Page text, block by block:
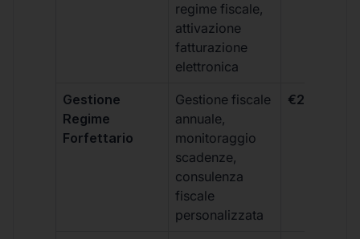
regime fiscale,
attivazione
fatturazione
elettronica
Gestione
Regime
Forfettario
Gestione fiscale
annuale,
monitoraggio
scadenze,
consulenza
fiscale
personalizzata
€264 +